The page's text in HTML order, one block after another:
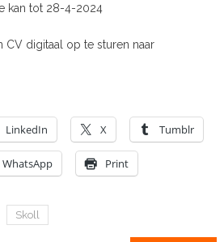
kan tot 28-4-2024
digitaal op te sturen naar
LinkedIn X Tumblr
WhatsApp Print
Skoll